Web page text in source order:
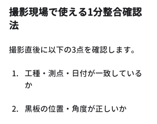
撮影現場で使える1分整合確認
法
撮影直後に以下の3点を確認します。
工種・測点・日付が一致している
か
黒板の位置・角度が正しいか